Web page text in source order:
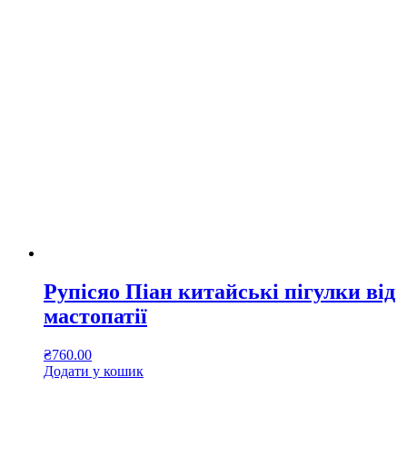
Рупісяо Піан китайські пігулки від
мастопатії
₴760.00
Додати у кошик